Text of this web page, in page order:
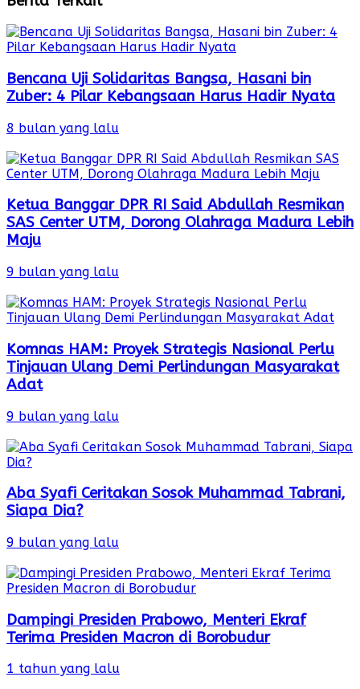
Bencana Uji Solidaritas Bangsa, Hasani bin
Zuber: 4 Pilar Kebangsaan Harus Hadir Nyata
8 bulan yang lalu
Ketua Banggar DPR RI Said Abdullah Resmikan
SAS Center UTM, Dorong Olahraga Madura Lebih
Maju
9 bulan yang lalu
Komnas HAM: Proyek Strategis Nasional Perlu
Tinjauan Ulang Demi Perlindungan Masyarakat
Adat
9 bulan yang lalu
Aba Syafi Ceritakan Sosok Muhammad Tabrani,
Siapa Dia?
9 bulan yang lalu
Dampingi Presiden Prabowo, Menteri Ekraf
Terima Presiden Macron di Borobudur
1 tahun yang lalu